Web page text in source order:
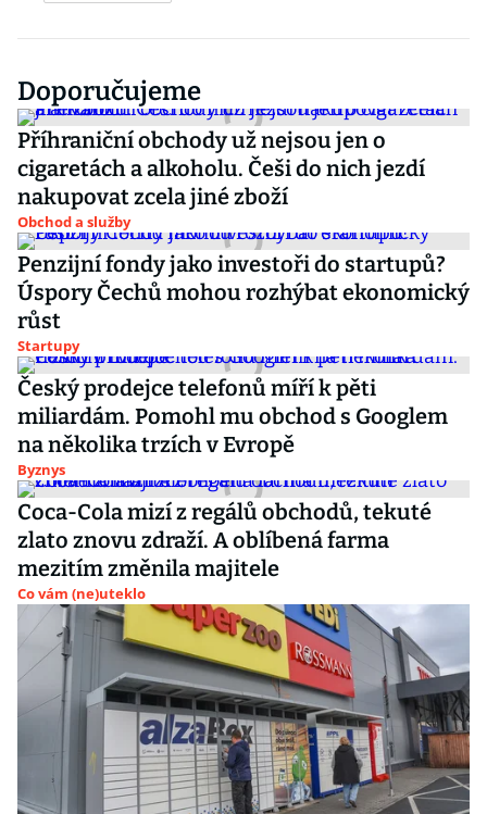
Doporučujeme
Příhraniční obchody už nejsou jen o
cigaretách a alkoholu. Češi do nich jezdí
nakupovat zcela jiné zboží
Obchod a služby
Penzijní fondy jako investoři do startupů?
Úspory Čechů mohou rozhýbat ekonomický
růst
Startupy
Český prodejce telefonů míří k pěti
miliardám. Pomohl mu obchod s Googlem
na několika trzích v Evropě
Byznys
Coca-Cola mizí z regálů obchodů, tekuté
zlato znovu zdraží. A oblíbená farma
mezitím změnila majitele
Co vám (ne)uteklo